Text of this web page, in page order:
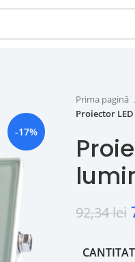
-17%
Prima pagină
Proiector
92,34lei